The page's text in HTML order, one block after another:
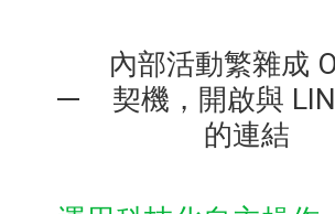
內部活動繁雜成
契機，開啟與
的連結